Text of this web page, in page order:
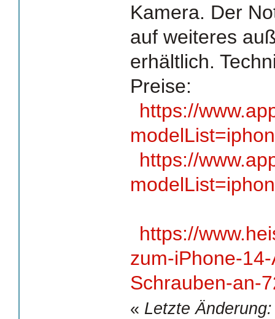
Kamera. Der
auf weiteres
erhältlich.
Preise:
https://
https://
https://
zum-iPhone-
Schrauben-an-
« Letzte